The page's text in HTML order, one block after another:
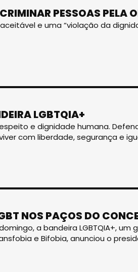
PESSOAS PELA
e uma “violação da
LGBTQIA+
e dignidade humana.
com liberdade, segurança e
NOS PAÇOS DO
a bandeira LGBTQIA+, um
e Bifobia, anunciou o